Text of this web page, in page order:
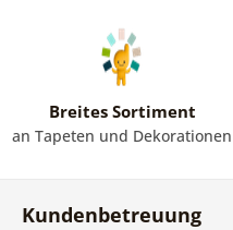
Breites Sortiment
an Tapeten und Dekorationen
Kundenbetreuung